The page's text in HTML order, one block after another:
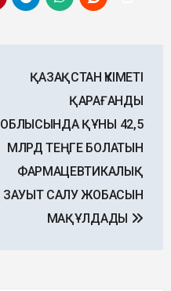
ҚАЗАҚСТАН ҮКІМЕТІ
ҚАРАҒАНДЫ
ОБЛЫСЫНДА ҚҰНЫ 42,5
МЛРД ТЕҢГЕ БОЛАТЫН
ФАРМАЦЕВТИКАЛЫҚ
ЗАУЫТ САЛУ ЖОБАСЫН
МАҚҰЛДАДЫ